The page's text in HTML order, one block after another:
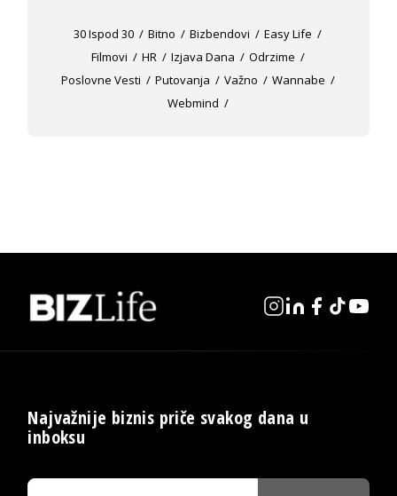
30 Ispod 30 Bitno Bizbendovi
Easy Life
Filmovi
HR Izjava Dana
Odrzime
Poslovne Vesti
Putovanja Važno
Wannabe
Webmind
Najvažnije biznis priče svakog dana u
inboksu